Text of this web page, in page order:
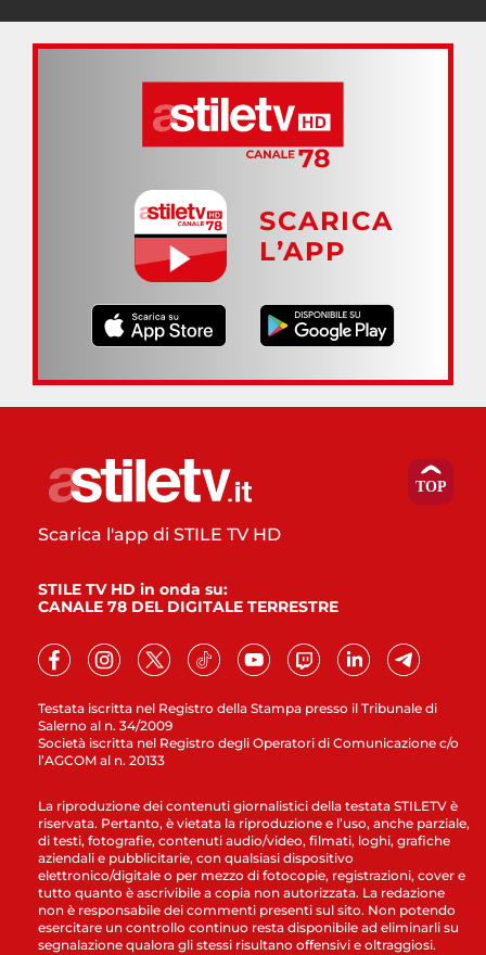
SCARICA
L’APP
Testata iscritta nel Registro della Stampa presso il Tribunale di
Salerno al n. 34/2009
Società iscritta nel Registro degli Operatori di Comunicazione c/o
l’AGCOM al n. 20133
Scarica l'app di STILE TV HD
STILE TV HD in onda su:
CANALE 78 DEL DIGITALE TERRESTRE
La riproduzione dei contenuti giornalistici della testata STILETV è
riservata. Pertanto, è vietata la riproduzione e l’uso, anche parziale,
di testi, fotografie, contenuti audio/video, filmati, loghi, grafiche
aziendali e pubblicitarie, con qualsiasi dispositivo
elettronico/digitale o per mezzo di fotocopie, registrazioni, cover e
tutto quanto è ascrivibile a copia non autorizzata. La redazione
non è responsabile dei commenti presenti sul sito. Non potendo
esercitare un controllo continuo resta disponibile ad eliminarli su
segnalazione qualora gli stessi risultano offensivi e oltraggiosi.